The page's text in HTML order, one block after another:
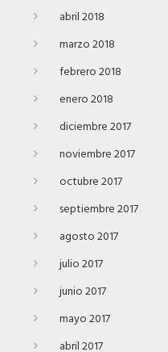
abril 2018
marzo 2018
febrero 2018
enero 2018
diciembre 2017
noviembre 2017
octubre 2017
septiembre 2017
agosto 2017
julio 2017
junio 2017
mayo 2017
abril 2017